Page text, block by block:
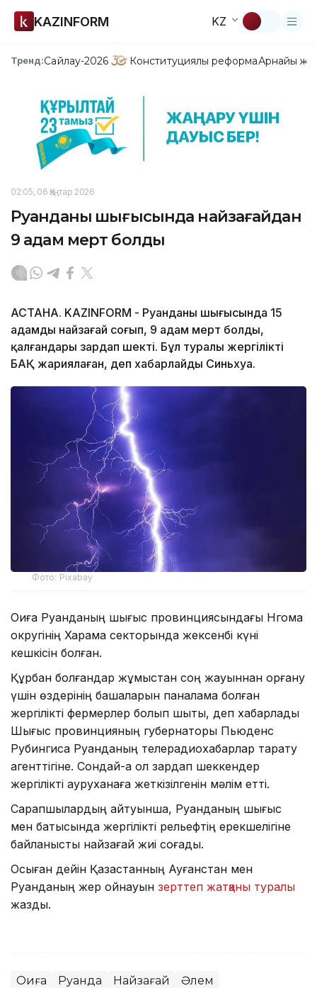
KAZINFORM KZ
Тренд:Сайлау-2026 Конституциялық реформаАрнайы
02:05, 06 Қаңтар 2026
Руанданың шығысында найзағайдан
9 адам мерт болды
АСТАНА. KAZINFORM - Руанданың шығысында 15
адамды найзағай соғып, 9 адам мерт болды,
қалғандары зардап шекті. Бұл туралы жергілікті
БАҚ жариялаған, деп хабарлайды Синьхуа.
Фото: Pixabay
Оқиға Руанданың шығыс провинциясындағы Нгома
округінің Харама секторында жексенбі күні
кешкісін болған.
Құрбан болғандар жұмыстан соң жауыннан қорғану
үшін өздерінің бақшаларын паналамақ болған
жергілікті фермерлер болып шықты, деп хабарлады
Шығыс провинцияның губернаторы Пьюденс
Рубингиса Руанданың телерадиохабарлар тарату
агенттігіне. Сондай-ақ ол зардап шеккендер
жергілікті ауруханаға жеткізілгенін мәлім етті.
Сарапшылардың айтуынша, Руанданың шығыс
мен батысында жергілікті рельефтің ерекшелігіне
байланысты найзағай жиі соғады.
Осыған дейін Қазақстанның Ауғанстан мен
Руанданың жер қойнауын зерттеп жатқаны туралы
жаздық.
Оқиға Руанда Найзағай Әлем